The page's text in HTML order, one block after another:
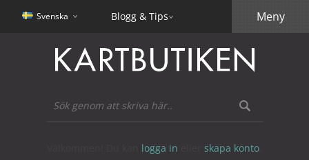
Svenska Blogg & Tips
logga in skapa konto
Meny